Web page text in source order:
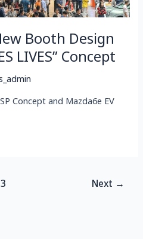
Booth Design
LIVES” Concept
Concept and Mazda6e EV
3 Next →